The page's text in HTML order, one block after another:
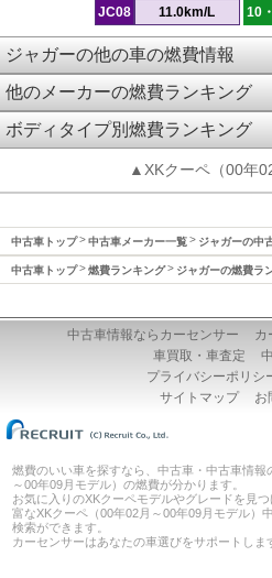
JC08 11.0km/L 10
ジャガーの他の車の燃費情報
他のメーカーの燃費ランキング
ボディタイプ別燃費ランキング
▲XKクーペ（00年
中古車トップ 中古車メーカー一覧 ジャガーの中
中古車トップ 燃費ランキング ジャガーの燃費ラ
中古車情報ならカーセンサー
カ
車買取・車査定
プライバシーポリシ
サイトマップ
お
燃費のいい車を探すなら、中古車・中古車情報
～00年09月モデル）の燃費が分かります。
お気に入りのXKクーペモデルやグレードを見
富なXKクーペ（00年02月～00年09月モデル）
検索ができます。
カーセンサーはあなたの車選びをサポートしま